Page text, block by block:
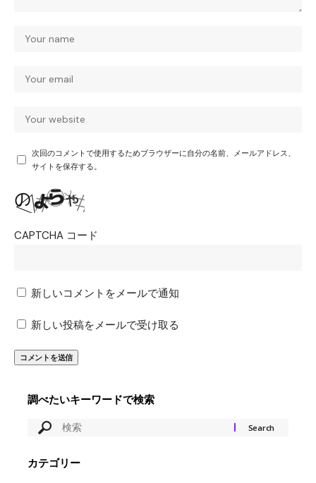
次回のコメントで使用するためブラウザーに自分の名前、メールアドレス、
サイトを保存する。
CAPTCHA コード
新しいコメントをメールで通知
新しい投稿をメールで受け取る
調べたいキーワードで検索
カテゴリー